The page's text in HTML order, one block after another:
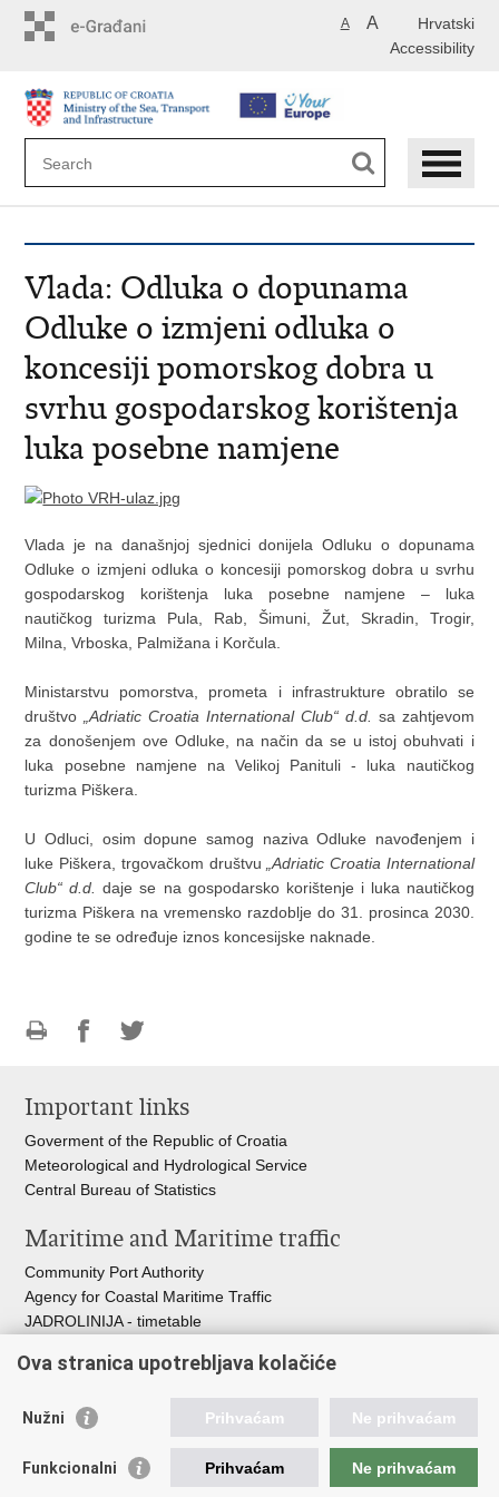
Hrvatski
A A
Accessibility
Vlada: Odluka o dopunama
Odluke o izmjeni odluka o
koncesiji pomorskog dobra u
svrhu gospodarskog korištenja
luka posebne namjene
Vlada je na današnjoj sjednici donijela Odluku o dopunama
Odluke o izmjeni odluka o koncesiji pomorskog dobra u svrhu
gospodarskog korištenja luka posebne namjene – luka
nautičkog turizma Pula, Rab, Šimuni, Žut, Skradin, Trogir,
Milna, Vrboska, Palmižana i Korčula.
Ministarstvu pomorstva, prometa i infrastrukture obratilo se
društvo„Adriatic Croatia International Club“ d.d. sa zahtjevom
za donošenjem ove Odluke, na način da se u istoj obuhvati i
luka posebne namjene na Velikoj Panituli - luka nautičkog
turizma Piškera.
U Odluci, osim dopune samog naziva Odluke navođenjem i
luke Piškera, trgovačkom društvu„Adriatic Croatia International
Club“ d.d. daje se na gospodarsko korištenje i luka nautičkog
turizma Piškera na vremensko razdoblje do 31. prosinca 2030.
godine te se određuje iznos koncesijske naknade.
page
FacebookTwitteru
Important links
Goverment of the Republic of Croatia
Meteorological and Hydrological Service
Central Bureau of Statistics
Maritime and Maritime traffic
Community Port Authority
Agency for Coastal Maritime Traffic
JADROLINIJA - timetable
Croatian Motorways
Bus station Zagreb
Ova stranica upotrebljava kolačiće
Nužni Prihvaćam Ne prihvaćam
Funkcionalni Prihvaćam Ne prihvaćam